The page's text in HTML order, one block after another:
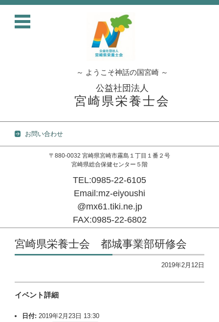
～ ようこそ神話の国宮崎 ～
公益社団法人
宮崎県栄養士会
お問い合わせ
〒880-0032 宮崎県宮崎市霧島１丁目１番２号
宮崎県総合保健センター５階
TEL:0985-22-6105
Email:mz-eiyoushi
@mx61.tiki.ne.jp
FAX:0985-22-6802
コンテンツに移動
宮崎県栄養士会 都城事業部研修会
2019年2月12日
イベント詳細
日付: 2019年2月23日 13:30